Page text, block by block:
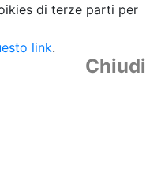
di terze parti per
link.
Chiudi